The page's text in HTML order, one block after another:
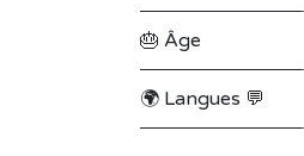
🎂 Âge
🌍 Langues 💬